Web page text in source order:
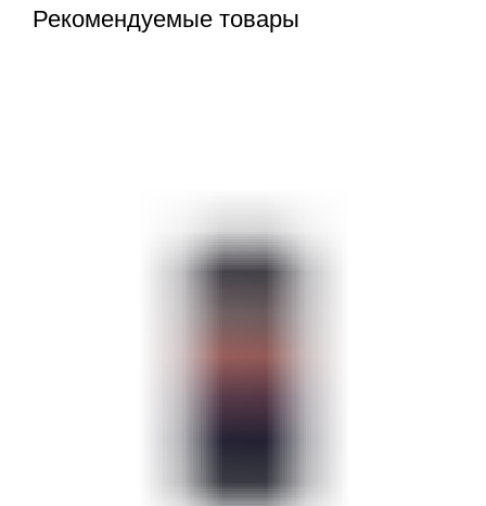
Рекомендуемые товары